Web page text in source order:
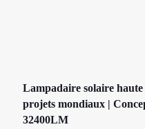
Lampadaire solaire
projets mondiaux |
32400LM